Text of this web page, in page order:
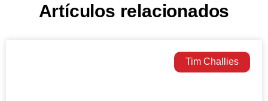
Artículos relacionados
Tim Challies